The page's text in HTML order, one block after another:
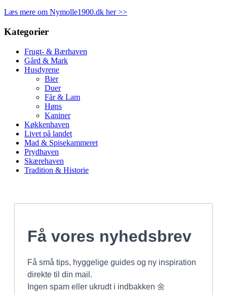
Læs mere om Nymolle1900.dk her >>
Kategorier
Frugt- & Bærhaven
Gård & Mark
Husdyrene
Bier
Duer
Får & Lam
Høns
Kaniner
Køkkenhaven
Livet på landet
Mad & Spisekammeret
Prydhaven
Skærehaven
Tradition & Historie